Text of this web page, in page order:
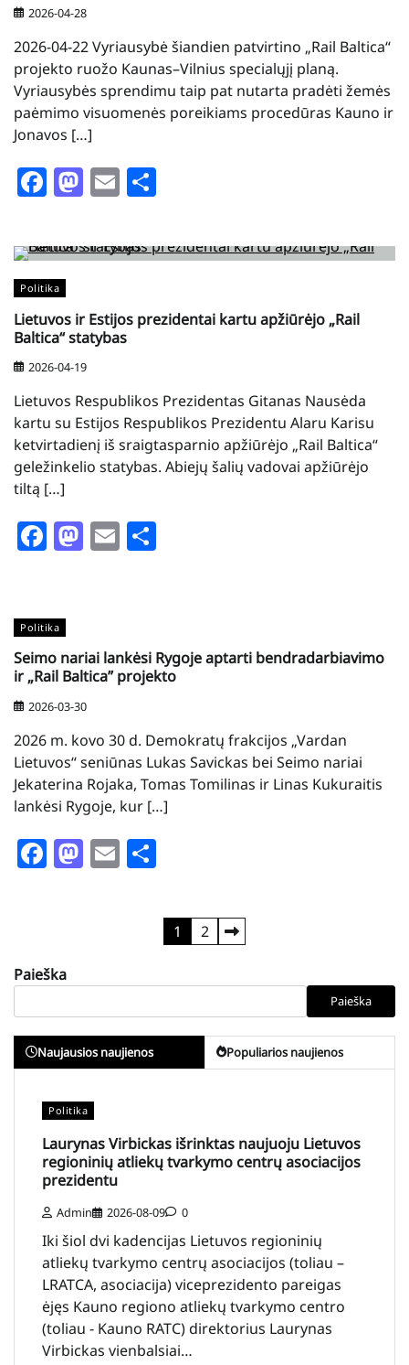
2026-04-28
2026-04-22 Vyriausybė šiandien patvirtino „Rail Baltica“
projekto ruožo Kaunas–Vilnius specialųjį planą.
Vyriausybės sprendimu taip pat nutarta pradėti žemės
paėmimo visuomenės poreikiams procedūras Kauno ir
Jonavos […]
Facebook
Mastodon
Email
Politika
Lietuvos ir Estijos prezidentai kartu apžiūrėjo „Rail
Baltica“ statybas
2026-04-19
Lietuvos Respublikos Prezidentas Gitanas Nausėda
kartu su Estijos Respublikos Prezidentu Alaru Karisu
ketvirtadienį iš sraigtasparnio apžiūrėjo „Rail Baltica“
geležinkelio statybas. Abiejų šalių vadovai apžiūrėjo
tiltą […]
Facebook
Mastodon
Email
Politika
Seimo nariai lankėsi Rygoje aptarti bendradarbiavimo
ir „Rail Baltica” projekto
2026-03-30
2026 m. kovo 30 d. Demokratų frakcijos „Vardan
Lietuvos“ seniūnas Lukas Savickas bei Seimo nariai
Jekaterina Rojaka, Tomas Tomilinas ir Linas Kukuraitis
lankėsi Rygoje, kur […]
Facebook
Mastodon
Email
puslapiavimas
1 2
Paieška
Paieška
Naujausios naujienos Populiarios naujienos
Politika
Laurynas Virbickas išrinktas naujuoju Lietuvos
regioninių atliekų tvarkymo centrų asociacijos
prezidentu
Admin 2026-08-09 0
Iki šiol dvi kadencijas Lietuvos regioninių
atliekų tvarkymo centrų asociacijos (toliau –
LRATCA, asociacija) viceprezidento pareigas
ėjęs Kauno regiono atliekų tvarkymo centro
(toliau - Kauno RATC) direktorius Laurynas
Virbickas vienbalsiai…